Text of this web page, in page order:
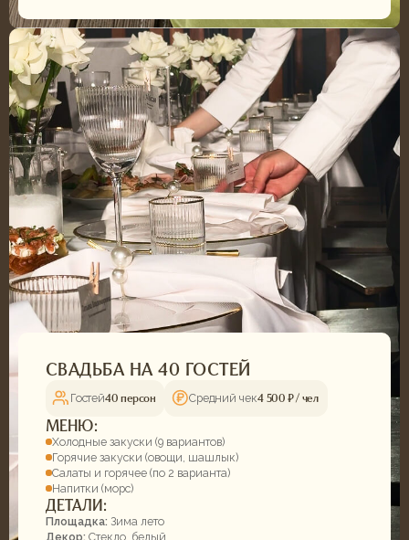
+7
Даюсогласие на обработку своих персональных данных
и соглашаюсь с условиямиполитики конфиденциальности
ОТПРАВИТЬ
БОЛЕЕ 50 КОМБИНАЦИЙ
ПОСУДЫ, ТЕКСТИЛЯ И БОКАЛОВ
ДЛЯ ВАШЕГО ИДЕАЛЬНОГО